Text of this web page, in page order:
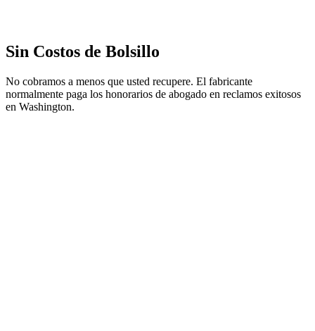
Sin Costos de Bolsillo
No cobramos a menos que usted recupere. El fabricante
normalmente paga los honorarios de abogado en reclamos exitosos
en Washington.